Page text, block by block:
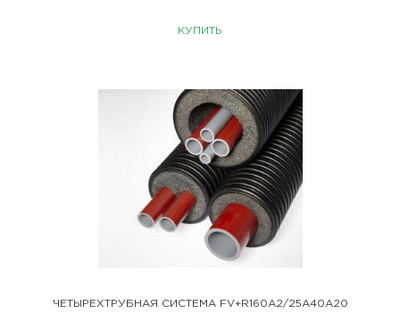
КУПИТЬ
ЧЕТЫРЕХТРУБНАЯ СИСТЕМА FV+R160A2/25A40A20